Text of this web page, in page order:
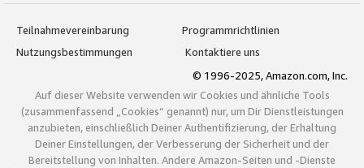
Teilnahmevereinbarung
Programmrichtlinien
Nutzungsbestimmungen
Kontaktiere uns
© 1996-2025, Amazon.com, Inc.
Auf dieser Website verwenden wir Cookies und ähnliche Tools
(zusammenfassend „Cookies“ genannt) nur, um Dir Dienstleistungen
anzubieten, einschließlich Deiner Authentifizierung, der Erhaltung
Deiner Einstellungen, der Verbesserung der Sicherheit und der
Bereitstellung von Inhalten. Andere Amazon-Seiten und -Dienste